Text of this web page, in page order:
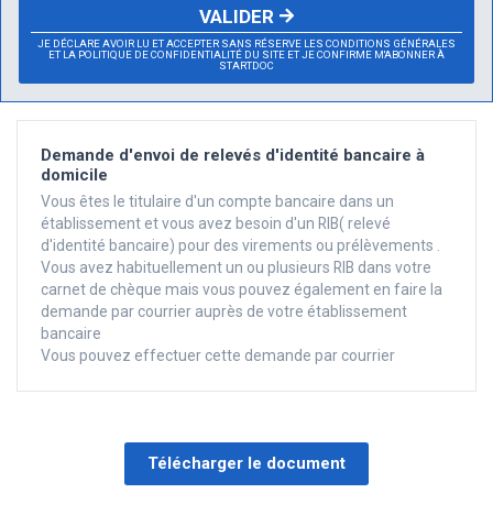
JE DÉCLARE AVOIR LU ET ACCEPTER SANS RÉSERVE LES CONDITIONS GÉNÉRALES
ET LA POLITIQUE DE CONFIDENTIALITÉ DU SITE ET JE CONFIRME M'ABONNER À
STARTDOC
VALIDER
Demande d'envoi de relevés d'identité bancaire à
domicile
Vous êtes le titulaire d'un compte bancaire dans un
établissement et vous avez besoin d'un RIB( relevé
d'identité bancaire) pour des virements ou prélèvements .
Vous avez habituellement un ou plusieurs RIB dans votre
carnet de chèque mais vous pouvez également en faire la
demande par courrier auprès de votre établissement
bancaire
Vous pouvez effectuer cette demande par courrier
Télécharger le document